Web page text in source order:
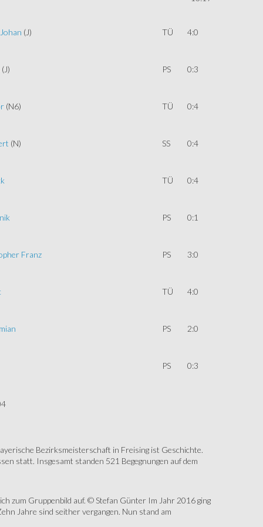
(J) TÜ
4:0
(J) PS
0:3
(N6) TÜ
0:4
(N) SS
0:4
TÜ
0:4
PS
0:1
Franz PS
3:0
TÜ
4:0
PS
2:0
PS
0:3
Bezirksmeisterschaft in Freising ist Geschichte.
statt. Insgesamt standen 521 Begegnungen auf dem
zum Gruppenbild auf. © Stefan Günter Im Jahr 2016 ging
Jahre sind seither vergangen. Nun stand am